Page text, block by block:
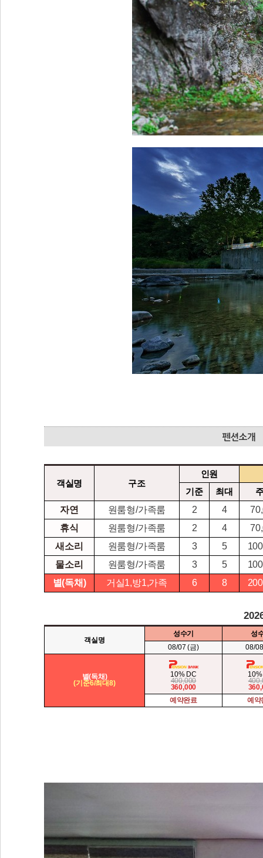
객실명 구조
인원
기준
최대
자연
원룸형/가족룸 2 4
휴식
원룸형/가족룸 2 4
새소리
원룸형/가족룸 3 5
물소리
원룸형/가족룸 3 5
별(독채)
거실1,방1,가족 6 8